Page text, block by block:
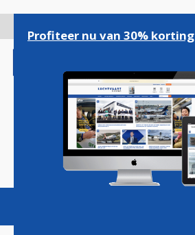
gaan
Magazine Podcasts
Profiteer nu van 30% korting